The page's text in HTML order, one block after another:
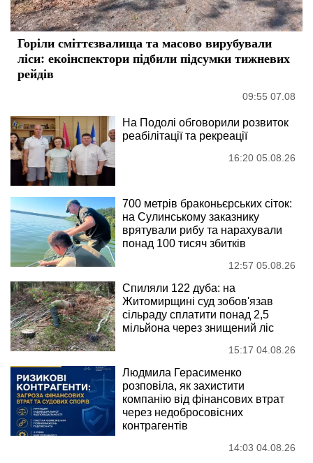
Горіли сміттєзвалища та масово вирубували
ліси: екоінспектори підбили підсумки тижневих
рейдів
09:55 07.08
На Подолі обговорили розвиток
реабілітації та рекреації
16:20 05.08.26
700 метрів браконьєрських сіток:
на Сулинському заказнику
врятували рибу та нарахували
понад 100 тисяч збитків
12:57 05.08.26
Спиляли 122 дуба: на
Житомирщині суд зобов'язав
сільраду сплатити понад 2,5
мільйона через знищений ліс
15:17 04.08.26
Людмила Герасименко
розповіла, як захистити
компанію від фінансових втрат
через недобросовісних
контрагентів
14:03 04.08.26